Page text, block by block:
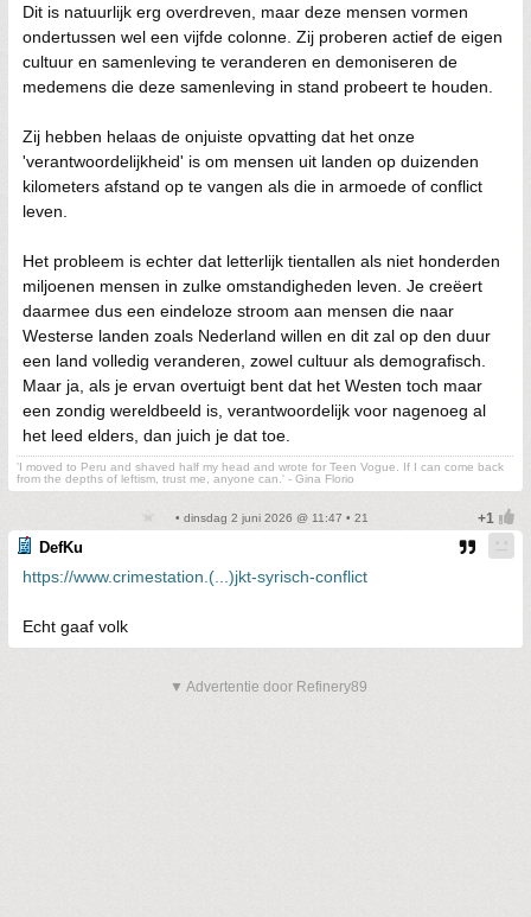
Dit is natuurlijk erg overdreven, maar deze mensen vormen
ondertussen wel een vijfde colonne. Zij proberen actief de eigen
cultuur en samenleving te veranderen en demoniseren de
medemens die deze samenleving in stand probeert te houden.
Zij hebben helaas de onjuiste opvatting dat het onze
'verantwoordelijkheid' is om mensen uit landen op duizenden
kilometers afstand op te vangen als die in armoede of conflict
leven.
Het probleem is echter dat letterlijk tientallen als niet honderden
miljoenen mensen in zulke omstandigheden leven. Je creëert
daarmee dus een eindeloze stroom aan mensen die naar
Westerse landen zoals Nederland willen en dit zal op den duur
een land volledig veranderen, zowel cultuur als demografisch.
Maar ja, als je ervan overtuigt bent dat het Westen toch maar
een zondig wereldbeeld is, verantwoordelijk voor nagenoeg al
het leed elders, dan juich je dat toe.
'I moved to Peru and shaved half my head and wrote for Teen Vogue. If I can come back
from the depths of leftism, trust me, anyone can.' - Gina Florio
• dinsdag 2 juni 2026 @ 11:47 • 21
DefKu
https://www.crimestation.(...)jkt-syrisch-conflict
Echt gaaf volk
▼ Advertentie door Refinery89